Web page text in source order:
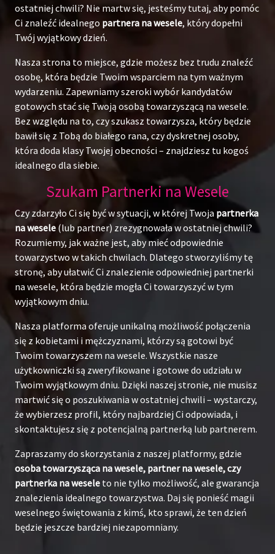
ostatniej chwili? Nie martw się, jesteśmy tutaj, aby pomóc
Ci znaleźć idealnego partnera na wesele, który dopełni
Twój wyjątkowy dzień.
Nasza strona to miejsce, gdzie możesz bez trudu znaleźć
osobę, która będzie Twoim wsparciem na tym ważnym
wydarzeniu. Zapewniamy szeroki wybór kandydatów
gotowych stać się Twoją osobą towarzyszącą na wesele.
Bez względu na to, czy szukasz towarzysza, który będzie
bawił się z Tobą do białego rana, czy dyskretnej osoby,
która doda klasy Twojej obecności – znajdziesz tu kogoś
idealnego dla siebie.
Szukam Partnerki na Wesele
Czy zdarzyło Ci się być w sytuacji, w której Twoja partnerka
na wesele (lub partner) zrezygnowała w ostatniej chwili?
Rozumiemy, jak ważne jest, aby mieć odpowiednie
towarzystwo w takich chwilach. Dlatego stworzyliśmy tę
stronę, aby ułatwić Ci znalezienie odpowiedniej partnerki
na wesele, która będzie mogła Ci towarzyszyć w tym
wyjątkowym dniu.
Nasza platforma oferuje unikalną możliwość połączenia
się z kobietami i mężczyznami, którzy są gotowi być
Twoim towarzyszem na wesele. Wszystkie nasze
użytkowniczki są zweryfikowane i gotowe do udziału w
Twoim wyjątkowym dniu. Dzięki naszej stronie, nie musisz
martwić się o poszukiwania w ostatniej chwili – wystarczy,
że wybierzesz profil, który najbardziej Ci odpowiada, i
skontaktujesz się z potencjalną partnerką lub partnerem.
Zapraszamy do skorzystania z naszej platformy, gdzie
osoba towarzysząca na wesele, partner na wesele, czy
partnerka na wesele to nie tylko możliwość, ale gwarancja
znalezienia idealnego towarzystwa. Daj się ponieść magii
weselnego świętowania z kimś, kto sprawi, że ten dzień
będzie jeszcze bardziej niezapomniany.